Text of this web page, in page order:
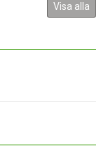
Visa alla